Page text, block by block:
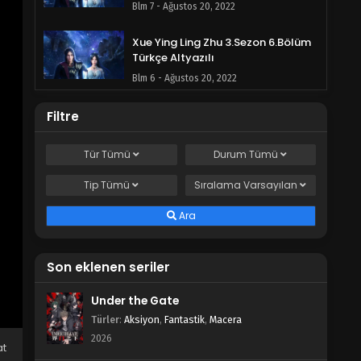
Blm 7 - Ağustos 20, 2022
Xue Ying Ling Zhu 3.Sezon 6.Bölüm
Türkçe Altyazılı
Blm 6 - Ağustos 20, 2022
Blm 5 - Ağustos 20, 2022
Xue Ying Ling Zhu 3.Sezon 4.Bölüm
Blm 4 - Ağustos 20, 2022
Xue Ying Ling Zhu 3.Sezon 3.Bölüm
Türkçe Altyazılı
Blm 3 - Ağustos 20, 2022
Xue Ying Ling Zhu 3.Sezon 2.Bölüm
Filtre
TürTümü DurumTümü
TipTümü SıralamaVarsayılan
Ara
Son eklenen seriler
Under the Gate
Türler: Aksiyon, Fantastik, Macera
2026